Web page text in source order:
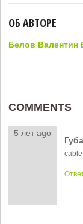
ОБ АВТОРЕ
Белов Валентин
COMMENTS
5 лет ago